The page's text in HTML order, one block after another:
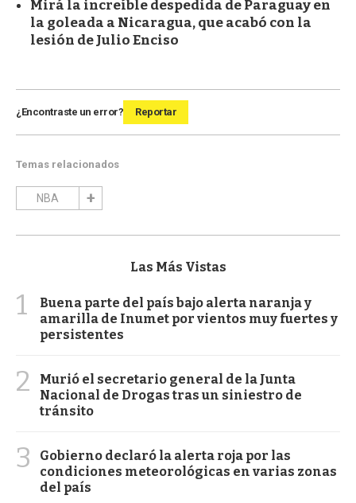
Mirá la increíble despedida de Paraguay en
la goleada a Nicaragua, que acabó con la
lesión de Julio Enciso
¿Encontraste un error? Reportar
Temas relacionados
NBA
Las Más Vistas
1
Buena parte del país bajo alerta naranja y
amarilla de Inumet por vientos muy fuertes y
persistentes
2
Murió el secretario general de la Junta
Nacional de Drogas tras un siniestro de
tránsito
3
Gobierno declaró la alerta roja por las
condiciones meteorológicas en varias zonas
del país